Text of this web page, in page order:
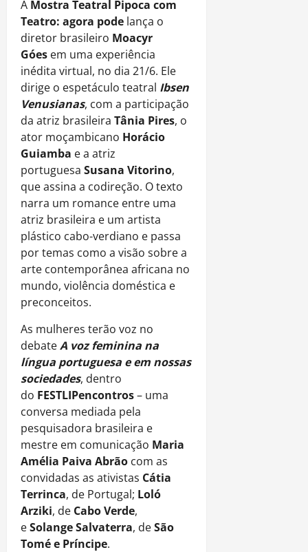
A Mostra Teatral Pipoca com
Teatro: agora pode lança o
diretor brasileiro Moacyr
Góes em uma experiência
inédita virtual, no dia 21/6. Ele
dirige o espetáculo teatral Ibsen
Venusianas, com a participação
da atriz brasileira Tânia Pires, o
ator moçambicano Horácio
Guiamba e a atriz
portuguesa Susana Vitorino,
que assina a codireção. O texto
narra um romance entre uma
atriz brasileira e um artista
plástico cabo-verdiano e passa
por temas como a visão sobre a
arte contemporânea africana no
mundo, violência doméstica e
preconceitos.
As mulheres terão voz no
debateA voz feminina na
língua portuguesa e em nossas
sociedades, dentro
do FESTLIPencontros– uma
conversa mediada pela
pesquisadora brasileira e
mestre em comunicação Maria
Amélia Paiva Abrão com as
convidadas as ativistas Cátia
Terrinca, de Portugal; Loló
Arziki, de Cabo Verde,
eSolange Salvaterra, deSão
Tomé e Príncipe.